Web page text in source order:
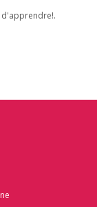
d'apprendre!.